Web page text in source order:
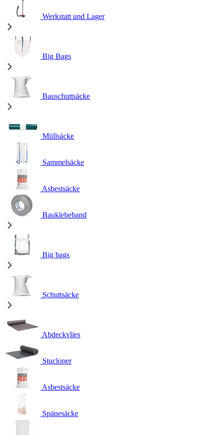
Werkstatt und Lager
Big Bags
Bauschuttsäcke
Müllsäcke
Sammelsäcke
Asbestsäcke
Bauklebeband
Big bags
Schuttsäcke
Abdeckvlies
Stucloper
Asbestsäcke
Spänesäcke